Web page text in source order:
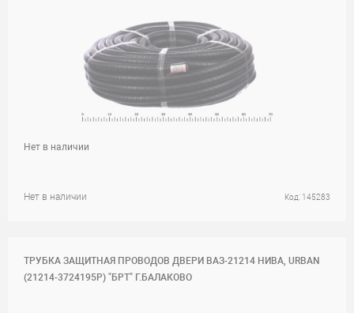
Нет в наличии Код: 145283
Нет в наличии
ТРУБКА ЗАЩИТНАЯ ПРОВОДОВ ДВЕРИ ВАЗ-21214 НИВА, URBAN
(21214-3724195Р) "БРТ" Г.БАЛАКОВО